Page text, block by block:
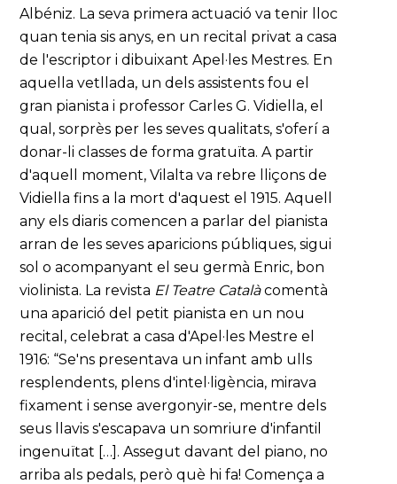
Albéniz. La seva primera actuació va tenir lloc
quan tenia sis anys, en un recital privat a casa
de l'escriptor i dibuixant Apel·les Mestres. En
aquella vetllada, un dels assistents fou el
gran pianista i professor Carles G. Vidiella, el
qual, sorprès per les seves qualitats, s'oferí a
donar-li classes de forma gratuïta. A partir
d'aquell moment, Vilalta va rebre lliçons de
Vidiella fins a la mort d'aquest el 1915. Aquell
any els diaris comencen a parlar del pianista
arran de les seves aparicions públiques, sigui
sol o acompanyant el seu germà Enric, bon
violinista. La revista El Teatre Catalàcomentà
una aparició del petit pianista en un nou
recital, celebrat a casa d'Apel·les Mestre el
1916: “Se'ns presentava un infant amb ulls
resplendents, plens d'intel·ligència, mirava
fixament i sense avergonyir-se, mentre dels
seus llavis s'escapava un somriure d'infantil
ingenuïtat […]. Assegut davant del piano, no
arriba als pedals, però què hi fa! Comença a